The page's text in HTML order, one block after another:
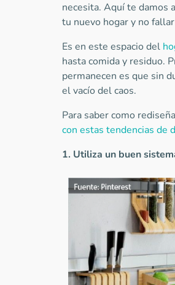
necesita. Aquí te damos
tu nuevo hogar y no
Es en este espacio del
hasta comida y residuo.
permanecen es que sin
el vacío del caos.
Para saber como
con estas tendencias de
1. Utiliza un buen